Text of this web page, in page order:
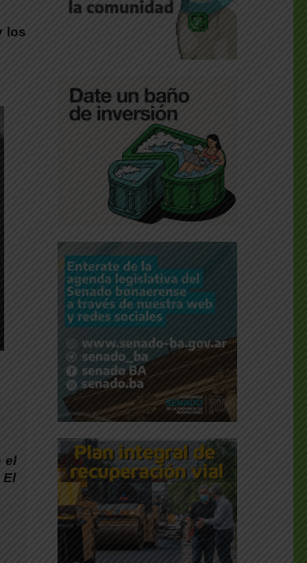
los
el
El